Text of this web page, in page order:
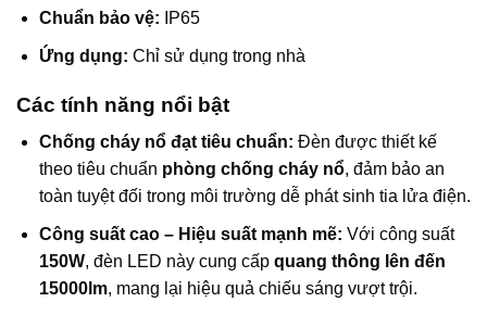
Chuẩn bảo vệ: IP65
Ứng dụng: Chỉ sử dụng trong nhà
Các tính năng nổi bật
Chống cháy nổ đạt tiêu chuẩn: Đèn được thiết kế
theo tiêu chuẩn phòng chống cháy nổ, đảm bảo an
toàn tuyệt đối trong môi trường dễ phát sinh tia lửa điện.
Công suất cao – Hiệu suất mạnh mẽ: Với công suất
150W, đèn LED này cung cấp quang thông lên đến
15000lm, mang lại hiệu quả chiếu sáng vượt trội.